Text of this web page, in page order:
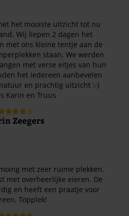
het mooiste uitzicht tot nu
Wij liepen 2 dagen het
met ons kleine tentje aan de
staan. We werden
met verse eitjes van hun
het iedereen aanbevelen
en prachtig uitzicht :-)
Karin en Truus
Zeegers
met zeer ruime plekken.
met overheerlijke eieren. De
en heeft een praatje voor
Topplek!